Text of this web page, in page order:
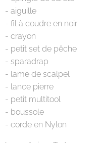
- aiguille
- fil à coudre en noir
- crayon
- petit set de pêche
- sparadrap
- lame de scalpel
- lance pierre
- petit multitool
- boussole
- corde en Nylon